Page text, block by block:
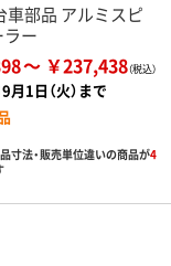
車部品 アルミスピ
ー
￥237,438
9月1日（火）まで
寸法・販売単位違いの商品が4